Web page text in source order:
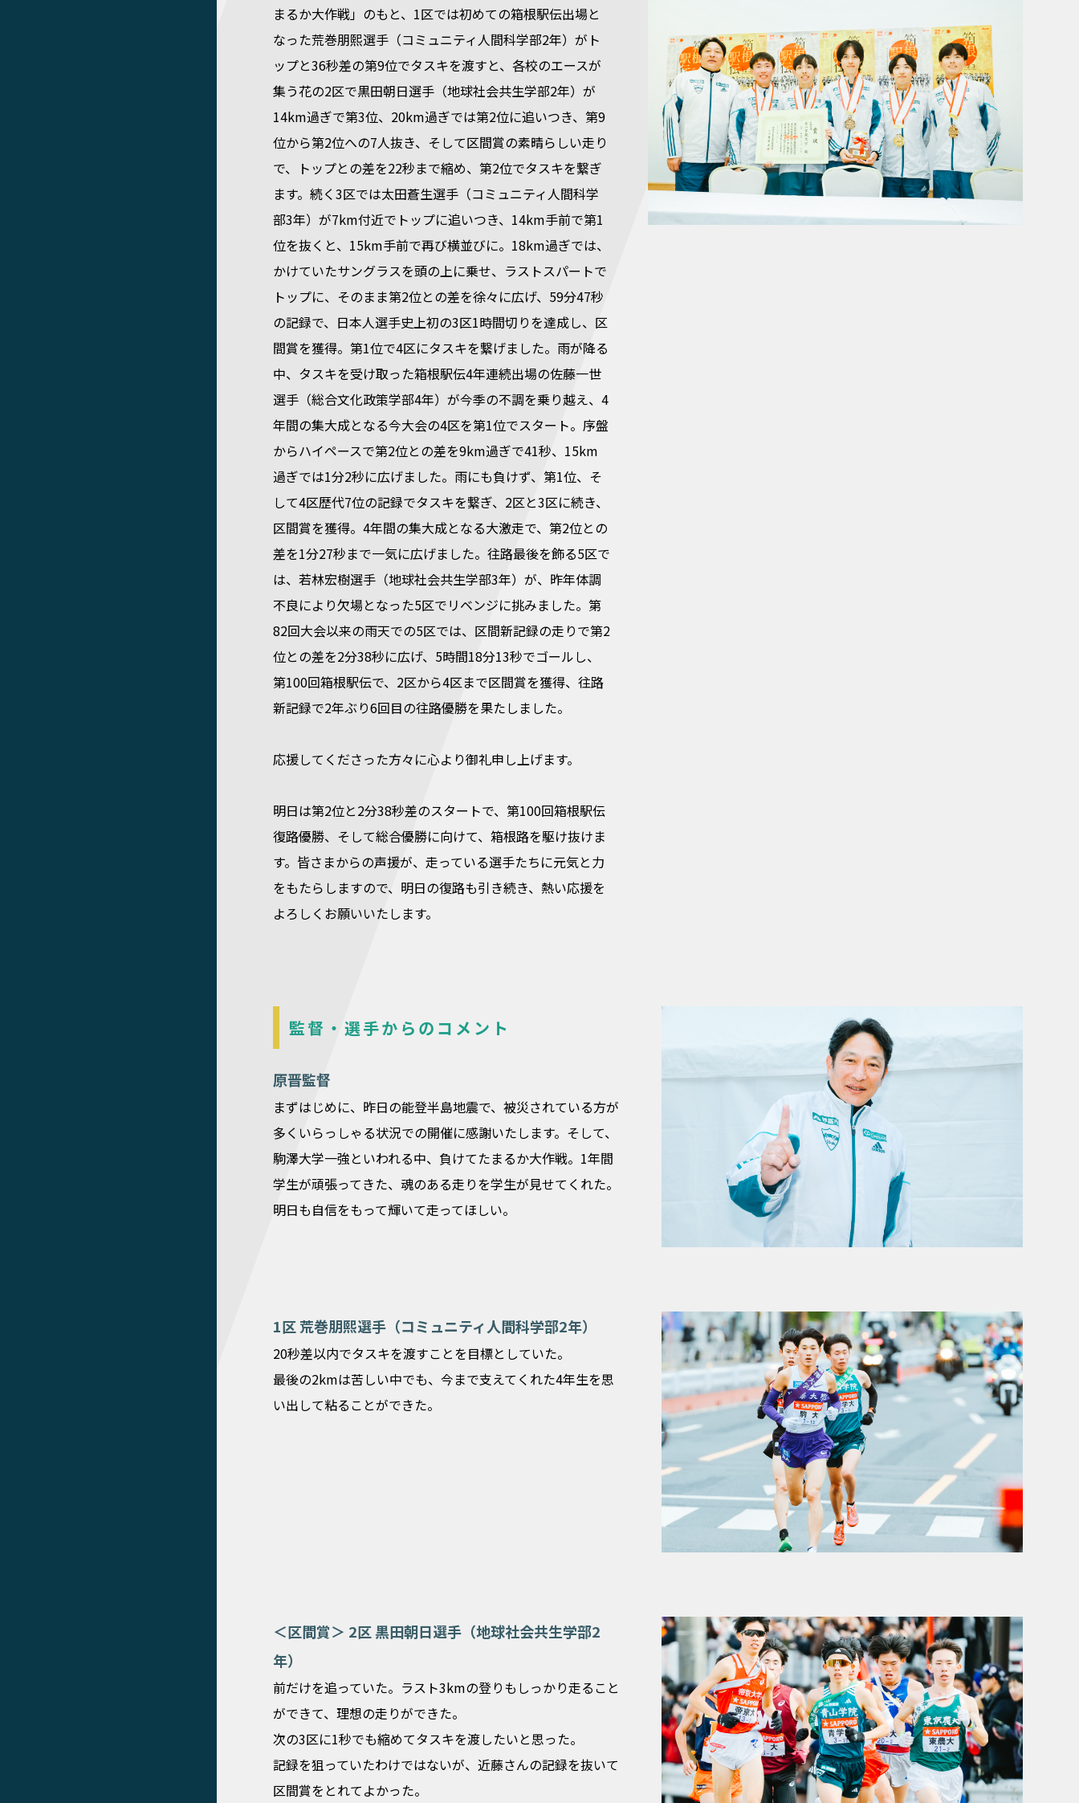
まるか大作戦」のもと、1区では初めての箱根駅伝出場と
なった荒巻朋熙選手（コミュニティ人間科学部2年）がト
ップと36秒差の第9位でタスキを渡すと、各校のエースが
集う花の2区で黒田朝日選手（地球社会共生学部2年）が
14km過ぎで第3位、20km過ぎでは第2位に追いつき、第9
位から第2位への7人抜き、そして区間賞の素晴らしい走り
で、トップとの差を22秒まで縮め、第2位でタスキを繋ぎ
ます。続く3区では太田蒼生選手（コミュニティ人間科学
部3年）が7km付近でトップに追いつき、14km手前で第1
位を抜くと、15km手前で再び横並びに。18km過ぎでは、
かけていたサングラスを頭の上に乗せ、ラストスパートで
トップに、そのまま第2位との差を徐々に広げ、59分47秒
の記録で、日本人選手史上初の3区1時間切りを達成し、区
間賞を獲得。第1位で4区にタスキを繋げました。雨が降る
中、タスキを受け取った箱根駅伝4年連続出場の佐藤一世
選手（総合文化政策学部4年）が今季の不調を乗り越え、4
年間の集大成となる今大会の4区を第1位でスタート。序盤
からハイペースで第2位との差を9km過ぎで41秒、15km
過ぎでは1分2秒に広げました。雨にも負けず、第1位、そ
して4区歴代7位の記録でタスキを繋ぎ、2区と3区に続き、
区間賞を獲得。4年間の集大成となる大激走で、第2位との
差を1分27秒まで一気に広げました。往路最後を飾る5区で
は、若林宏樹選手（地球社会共生学部3年）が、昨年体調
不良により欠場となった5区でリベンジに挑みました。第
82回大会以来の雨天での5区では、区間新記録の走りで第2
位との差を2分38秒に広げ、5時間18分13秒でゴールし、
第100回箱根駅伝で、2区から4区まで区間賞を獲得、往路
新記録で2年ぶり6回目の往路優勝を果たしました。
応援してくださった方々に心より御礼申し上げます。
明日は第2位と2分38秒差のスタートで、第100回箱根駅伝
復路優勝、そして総合優勝に向けて、箱根路を駆け抜けま
す。皆さまからの声援が、走っている選手たちに元気と力
をもたらしますので、明日の復路も引き続き、熱い応援を
よろしくお願いいたします。
監督・選手からのコメント
原晋監督
まずはじめに、昨日の能登半島地震で、被災されている方が
多くいらっしゃる状況での開催に感謝いたします。そして、
駒澤大学一強といわれる中、負けてたまるか大作戦。1年間
学生が頑張ってきた、魂のある走りを学生が見せてくれた。
明日も自信をもって輝いて走ってほしい。
1区 荒巻朋熙選手（コミュニティ人間科学部2年）
20秒差以内でタスキを渡すことを目標としていた。
最後の2kmは苦しい中でも、今まで支えてくれた4年生を思
い出して粘ることができた。
＜区間賞＞ 2区 黒田朝日選手（地球社会共生学部2
年）
前だけを追っていた。ラスト3kmの登りもしっかり走ること
ができて、理想の走りができた。
次の3区に1秒でも縮めてタスキを渡したいと思った。
記録を狙っていたわけではないが、近藤さんの記録を抜いて
区間賞をとれてよかった。